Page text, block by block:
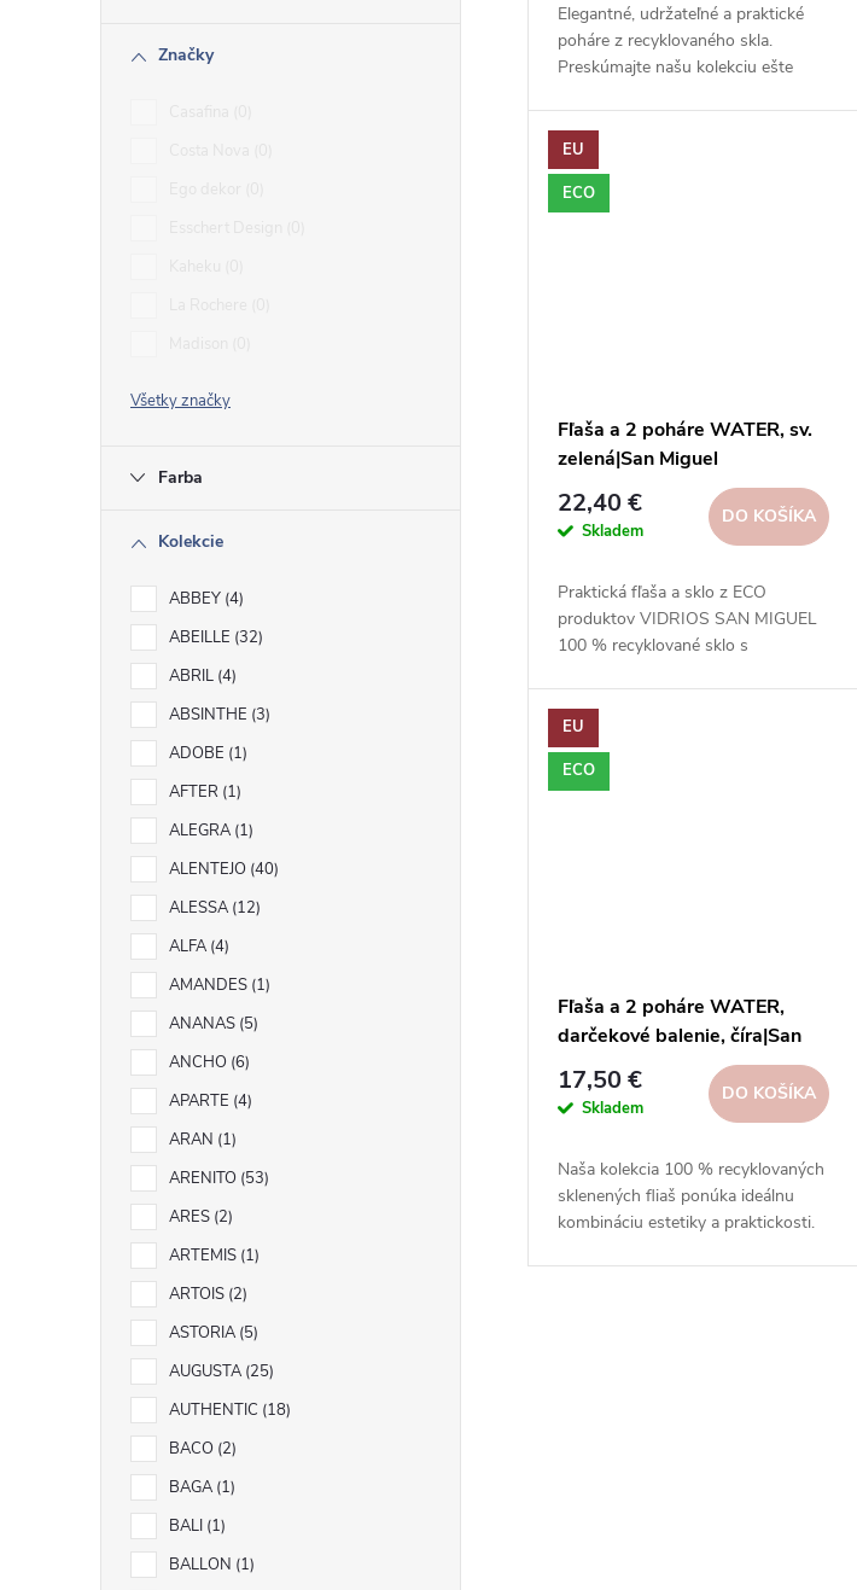
Značky
Všetky značky
Farba
Kolekcie
ABBEY 4
ABEILLE 32
ABRIL 4
ABSINTHE 3
ADOBE 1
AFTER 1
ALEGRA 1
ALENTEJO 40
ALESSA 12
ALFA 4
AMANDES 1
ANANAS 5
ANCHO 6
APARTE 4
ARAN 1
ARENITO 53
ARES 2
ARTEMIS 1
ARTOIS 2
ASTORIA 5
AUGUSTA 25
AUTHENTIC 18
BACO 2
BAGA 1
BALI 1
BALLON 1
k
u
k
Elegantné, udržateľné a praktické
poháre z recyklovaného skla.
Preskúmajte našu kolekciu ešte
EU
ECO
Fľaša a 2 poháre WATER, sv.
zelená|San Miguel
22,40 €
Skladem
DO KOŠÍKA
Praktická fľaša a sklo z ECO
produktov VIDRIOS SAN MIGUEL
100 % recyklované sklo s
EU
ECO
Fľaša a 2 poháre WATER,
darčekové balenie, číra|San
Miguel
17,50 €
Skladem
DO KOŠÍKA
Naša kolekcia 100 % recyklovaných
sklenených fliaš ponúka ideálnu
kombináciu estetiky a praktickosti.